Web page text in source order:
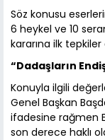
Söz konusu
6 heykel ve 10
kararına ilk
“Dadaşların
Konuyla ilgili
Genel Başkan
ifadesine rağmen
son derece haklı